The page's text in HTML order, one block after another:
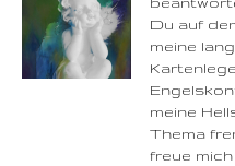
Du auf
meine
meine
Thema
freue mich
Zurück